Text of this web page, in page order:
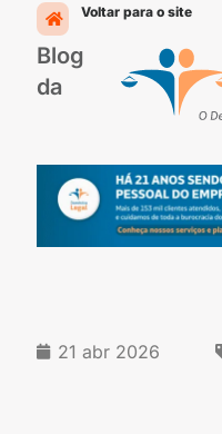
conteúdo
Voltar para o site
Blog
da
21 abr 2026